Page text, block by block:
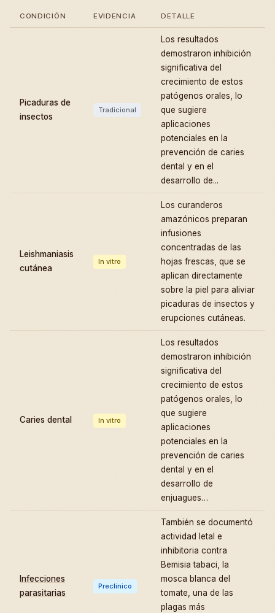
CONDICIÓN EVIDENCIA DETALLE
Picaduras de
insectos
Tradicional
Los resultados
demostraron inhibición
significativa del
crecimiento de estos
patógenos orales, lo
que sugiere
aplicaciones
potenciales en la
prevención de caries
dental y en el
desarrollo de...
Leishmaniasis
cutánea
In vitro
Los curanderos
amazónicos preparan
infusiones
concentradas de las
hojas frescas, que se
aplican directamente
sobre la piel para aliviar
picaduras de insectos y
erupciones cutáneas.
Caries dental In vitro
Los resultados
demostraron inhibición
significativa del
crecimiento de estos
patógenos orales, lo
que sugiere
aplicaciones
potenciales en la
prevención de caries
dental y en el
desarrollo de
enjuagues…
Infecciones
parasitarias
Preclínico
También se documentó
actividad letal e
inhibitoria contra
Bemisia tabaci, la
mosca blanca del
tomate, una de las
plagas más